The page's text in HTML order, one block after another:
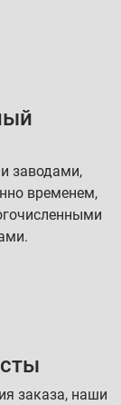
заводами,
временем,
заказа, наши